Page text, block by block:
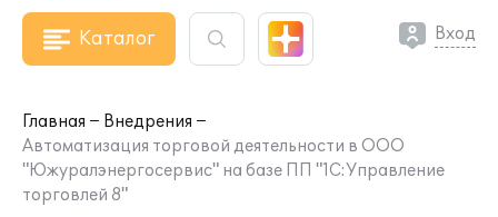
Каталог Вход
Главная
Внедрения
Автоматизация торговой деятельности в ООО
"Южуралэнергосервис" на базе ПП "1С:Управление
торговлей 8"